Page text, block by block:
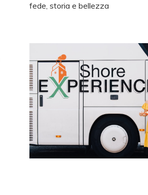
fede, storia e bellezza